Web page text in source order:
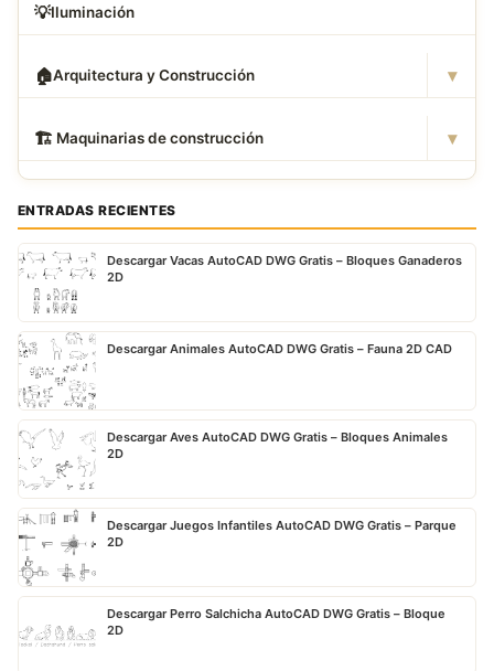
💡Iluminación
🏠Arquitectura y Construcción ▾
🏗 ️ Maquinarias de construcción ▾
ENTRADAS RECIENTES
Descargar Vacas AutoCAD DWG Gratis – Bloques Ganaderos
2D
Descargar Animales AutoCAD DWG Gratis – Fauna 2D CAD
Descargar Aves AutoCAD DWG Gratis – Bloques Animales
2D
Descargar Juegos Infantiles AutoCAD DWG Gratis – Parque
2D
Descargar Perro Salchicha AutoCAD DWG Gratis – Bloque
2D